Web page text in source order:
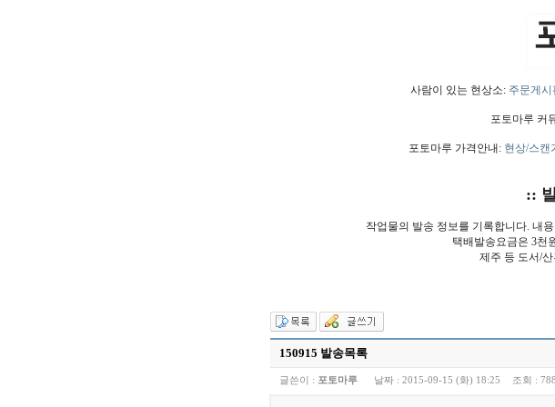
사람이 있는 현상소: 주문게시
포토마루 커
포토마루 가격안내: 현상/스캔
::
작업물의 발송 정보를 기록합니다. 내
택배발송요금은 3천
제주 등 도서/
150915 발송목록
글쓴이 : 포토마루 날짜 : 2015-09-15 (화) 18:25 조회 :